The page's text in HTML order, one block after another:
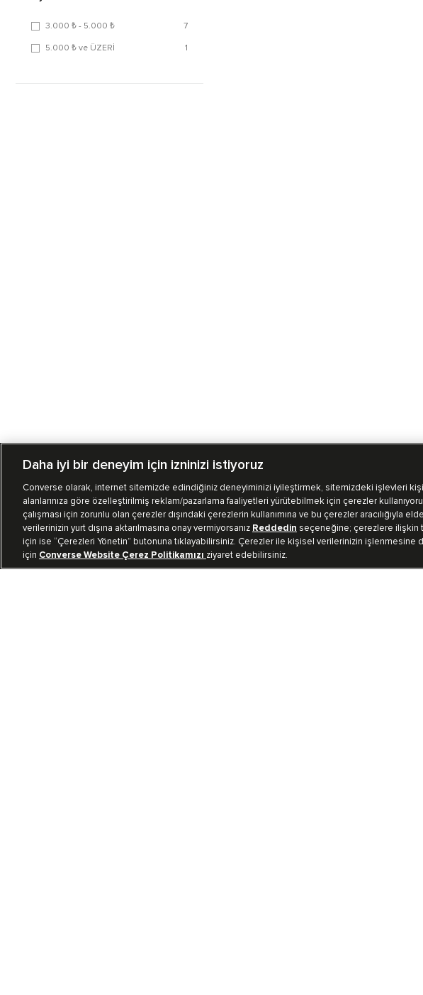
3.000 ₺ - 5.000 ₺ 7
5.000 ₺ ve ÜZERİ 1
Daha iyi bir deneyim için izninizi istiyoruz
Converse olarak, internet sitemizde edindiğiniz deneyiminizi iyileştirmek, sitemizdeki işlevleri
alanlarınıza göre özelleştirilmiş reklam/pazarlama faaliyetleri yürütebilmek için çerezler
çalışması için zorunlu olan çerezler dışındaki çerezlerin kullanımına ve bu çerezler aracılığıyla
verilerinizin yurt dışına aktarılmasına onay vermiyorsanız Reddedin seçeneğine; çerezlere ilişkin
için ise “Çerezleri Yönetin” butonuna tıklayabilirsiniz. Çerezler ile kişisel verilerinizin işlenmesine
için Converse Website Çerez Politikamızı ziyaret edebilirsiniz.